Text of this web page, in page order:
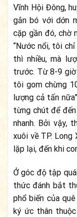
Vĩnh Hội Đông,
gắn bó với dớn
cặp gần đó, chờ
“Nước nổi, tôi
thì nhiều, mà
trước. Từ 8-9
tôi gom chừng
lượng cả tấn
từng chút để
nhanh. Bởi vậy,
xuôi về TP. Long
lặp lại, đến khi
Ở góc độ tập
thức đánh bắt
phổ biến của
ký ức thân